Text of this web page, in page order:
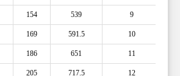
154 539 9
169 591.5 10
186 651 11
205 717.5 12